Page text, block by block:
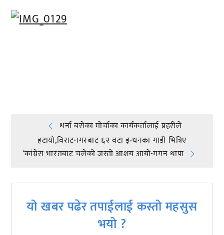
Post
navigation
धर्ना बसेका मोर्चाका कार्यकर्तालाई प्रहरीले
हटायो,विराटनगरबाट ६२ वटा इन्धनका गाडी भित्रिए
‘कांग्रेस भारतबाट चलेको जस्तो आशय आयो-गगन थापा
यो खबर पढेर तपाईलाई कस्तो महसुस
भयो ?